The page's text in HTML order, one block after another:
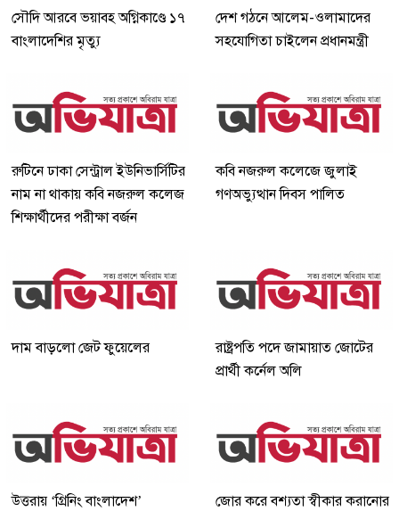
সৌদি আরবে ভয়াবহ অগ্নিকাণ্ডে ১৭
বাংলাদেশির মৃত্যু
দেশ গঠনে আলেম-ওলামাদের
সহযোগিতা চাইলেন প্রধানমন্ত্রী
রুটিনে ঢাকা সেন্ট্রাল ইউনিভার্সিটির
নাম না থাকায় কবি নজরুল কলেজ
শিক্ষার্থীদের পরীক্ষা বর্জন
কবি নজরুল কলেজে জুলাই
গণঅভ্যুত্থান দিবস পালিত
দাম বাড়লো জেট ফুয়েলের
রাষ্ট্রপতি পদে জামায়াত জোটের
প্রার্থী কর্নেল অলি
উত্তরায় ‘গ্রিনিং বাংলাদেশ’
জোর করে বশ্যতা স্বীকার করানোর